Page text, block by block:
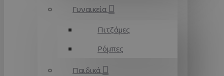
Γυναικεία
Πιτζάμες
Ρόμπες
Παιδικά